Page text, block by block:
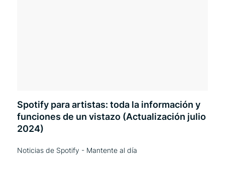
Spotify para artistas: toda la información y
funciones de un vistazo (Actualización julio
2024)
Noticias de Spotify - Mantente al día